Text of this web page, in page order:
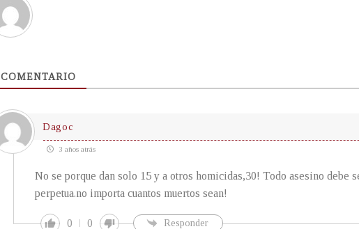
COMENTARIO
Dagoc
3 años atrás
No se porque dan solo 15 y a otros homicidas,30! Todo asesino debe
perpetua.no importa cuantos muertos sean!
0 0 Responder